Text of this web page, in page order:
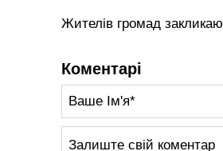
Жителів громад
Коментарі